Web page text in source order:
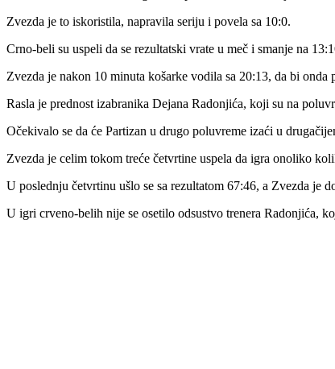
Zvezda je to iskoristila, napravila seriju i povela sa 10:0.
Crno-beli su uspeli da se rezultatski vrate u meč i smanje na
Zvezda je nakon 10 minuta košarke vodila sa 20:13, da bi
Rasla je prednost izabranika Dejana Radonjića, koji su na
Očekivalo se da će Partizan u drugo poluvreme izaći u
Zvezda je celim tokom treće četvrtine uspela da igra onoliko
U poslednju četvrtinu ušlo se sa rezultatom 67:46, a Zvezda je
U igri crveno-belih nije se osetilo odsustvo trenera Radonjića,